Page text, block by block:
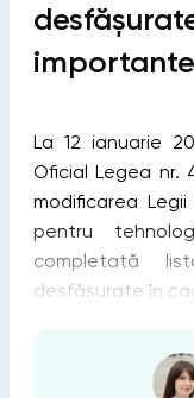
importante
La 12 ianuarie
Oficial Legea nr.
modificarea
pentru
completată
desfășurate în